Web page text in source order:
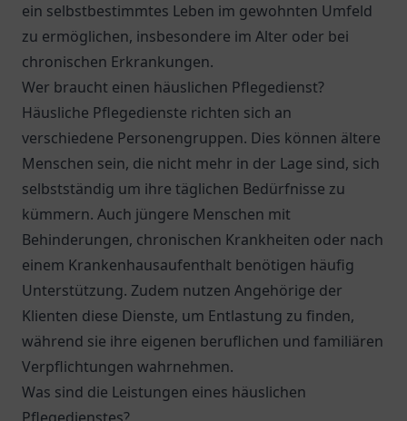
ein selbstbestimmtes Leben im gewohnten Umfeld
zu ermöglichen, insbesondere im Alter oder bei
chronischen Erkrankungen.
Wer braucht einen häuslichen Pflegedienst?
Häusliche Pflegedienste richten sich an
verschiedene Personengruppen. Dies können ältere
Menschen sein, die nicht mehr in der Lage sind, sich
selbstständig um ihre täglichen Bedürfnisse zu
kümmern. Auch jüngere Menschen mit
Behinderungen, chronischen Krankheiten oder nach
einem Krankenhausaufenthalt benötigen häufig
Unterstützung. Zudem nutzen Angehörige der
Klienten diese Dienste, um Entlastung zu finden,
während sie ihre eigenen beruflichen und familiären
Verpflichtungen wahrnehmen.
Was sind die Leistungen eines häuslichen